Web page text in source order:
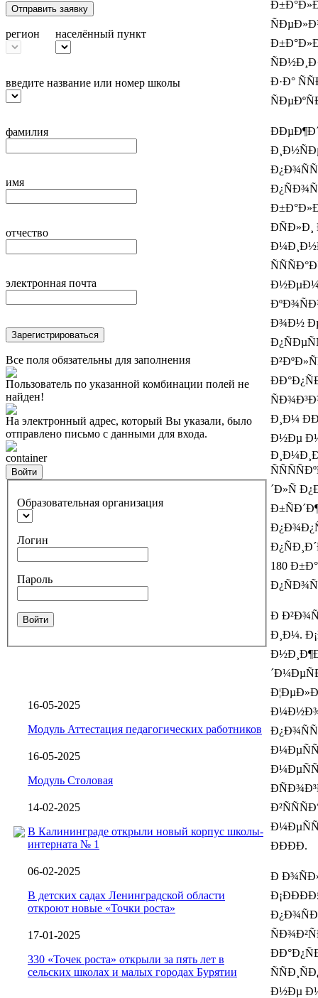
Отправить заявку
регион населённый пункт
введите название или номер школы
фамилия
имя
отчество
электронная почта
Зарегистрироваться
Все поля обязательны для заполнения
Пользователь по указанной комбинации полей не
найден!
На электронный адрес, который Вы указали, было
отправлено письмо с данными для входа.
container
Войти
Образовательная организация
Логин
Пароль
Войти
16-05-2025
Модуль Аттестация педагогических работников
16-05-2025
Модуль Столовая
14-02-2025
В Калининграде открыли новый корпус школы-
интерната № 1
06-02-2025
В детских садах Ленинградской области
откроют новые «Точки роста»
17-01-2025
330 «Точек роста» открыли за пять лет в
сельских школах и малых городах Бурятии
Ð·Ð°
Ð±Ð°Ð»Ð»
Ð¾Ð½
Ð¸Ð¼
Ð½Ðµ
´Ð»Ñ
180
Ð
Ð¸Ð¼.
ÐÐÐÐ.
Ð
Ð½Ðµ